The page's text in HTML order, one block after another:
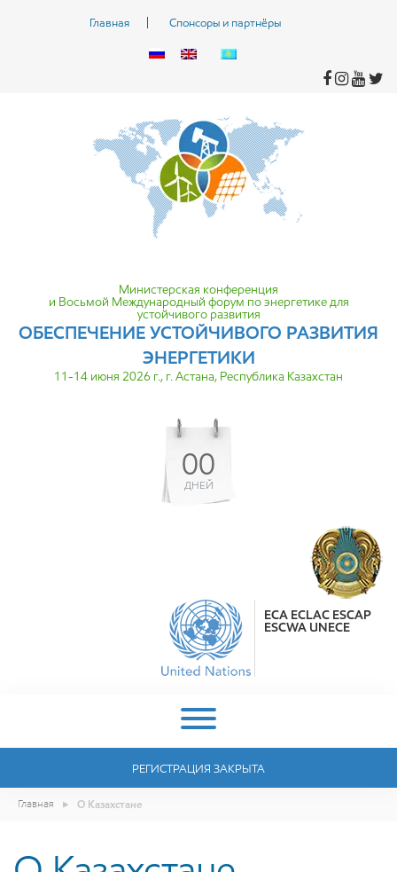
Главная Спонсоры и партнёры
Министерская конференция
и Восьмой Международный форум по энергетике для
устойчивого развития
ОБЕСПЕЧЕНИЕ УСТОЙЧИВОГО РАЗВИТИЯ
ЭНЕРГЕТИКИ
11-14 июня 2026 г., г. Астана, Республика Казахстан
00
ДНЕЙ
ECA ECLAC ESCAP
ESCWA UNECE
РЕГИСТРАЦИЯ ЗАКРЫТА
Главная О Казахстане